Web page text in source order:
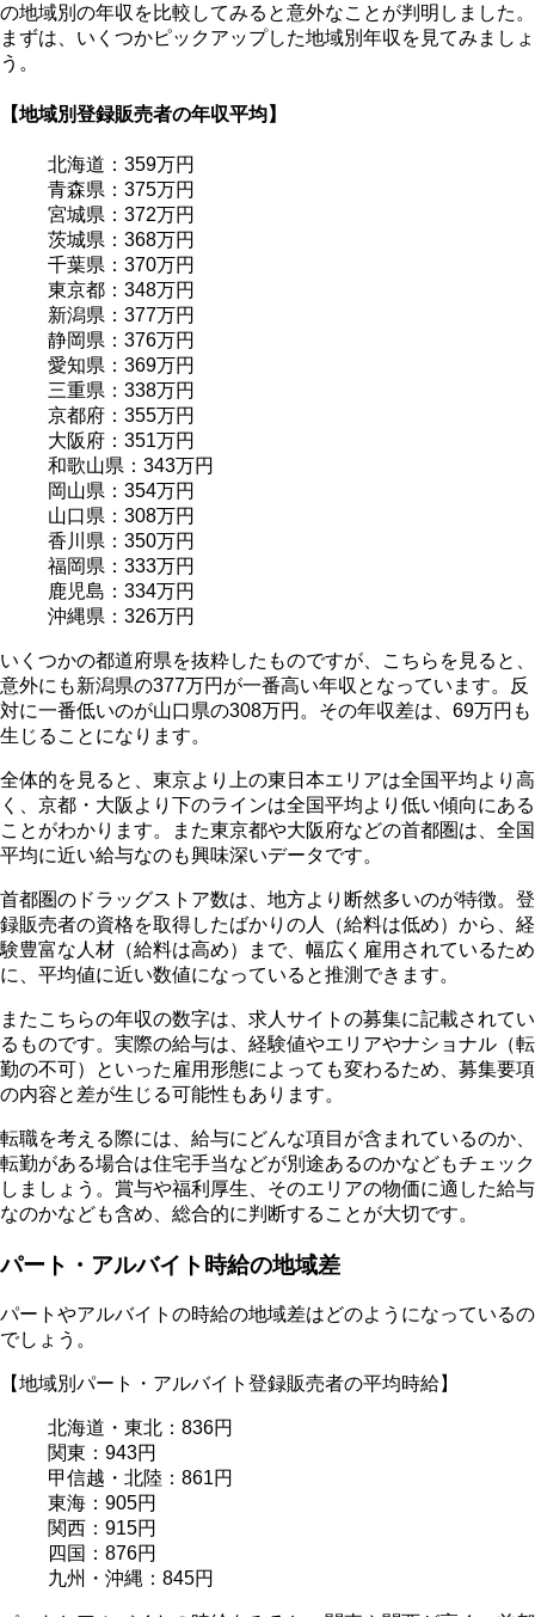
の地域別の年収を比較してみると意外なことが判明しました。
まずは、いくつかピックアップした地域別年収を見てみましょ
う。
【地域別登録販売者の年収平均】
北海道：359万円
青森県：375万円
宮城県：372万円
茨城県：368万円
千葉県：370万円
東京都：348万円
新潟県：377万円
静岡県：376万円
愛知県：369万円
三重県：338万円
京都府：355万円
大阪府：351万円
和歌山県：343万円
岡山県：354万円
山口県：308万円
香川県：350万円
福岡県：333万円
鹿児島：334万円
沖縄県：326万円
いくつかの都道府県を抜粋したものですが、こちらを見ると、
意外にも新潟県の377万円が一番高い年収となっています。反
対に一番低いのが山口県の308万円。その年収差は、69万円も
生じることになります。
全体的を見ると、 東京より上の東日本エリアは全国平均より高
く、京都・大阪より下のラインは全国平均より低い傾向にある
こと がわかります。また東京都や大阪府などの首都圏は、全国
平均に近い給与なのも興味深いデータです。
首都圏のドラッグストア数は、地方より断然多いのが特徴。登
録販売者の資格を取得したばかりの人（給料は低め）から、経
験豊富な人材（給料は高め）まで、幅広く雇用されているため
に、平均値に近い数値になっていると推測できます。
またこちらの年収の数字は、求人サイトの募集に記載されてい
るものです。実際の給与は、経験値やエリアやナショナル（転
勤の不可）といった雇用形態によっても変わるため、募集要項
の内容と差が生じる可能性もあります。
転職を考える際には、 給与にどんな項目が含まれているのか、
転勤がある場合は住宅手当などが別途あるのかなどもチェック
しましょう。賞与や福利厚生、そのエリアの物価に適した給与
なのかなども含め、総合的に判断することが大切です。
パート・アルバイト時給の地域差
パートやアルバイトの時給の地域差はどのようになっているの
でしょう。
【地域別パート・アルバイト登録販売者の平均時給】
北海道・東北：836円
関東：943円
甲信越・北陸：861円
東海：905円
関西：915円
四国：876円
九州・沖縄：845円